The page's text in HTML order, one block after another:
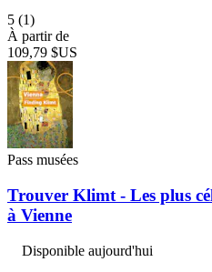
5 (1)
À partir de
109,79 $US
Pass musées
Trouver Klimt - Les plus
à Vienne
Disponible aujourd'hui